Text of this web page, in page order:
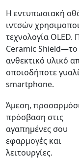
Η εντυπωσιακή
ιντσών
τεχνολογία
Ceramic Shield—το
ανθεκτικό υλικό
οποιοδήποτε
smartphone.
Άμεση,
πρόσβαση στις
αγαπημένες σου
εφαρμογές και
λειτουργίες.